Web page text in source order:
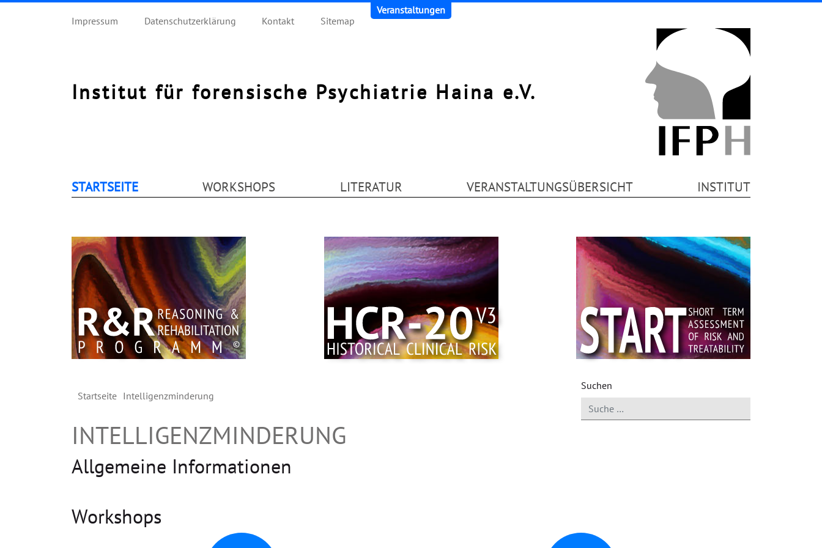
Veranstaltungen
Impressum
Datenschutzerklärung Kontakt Sitemap
Institut für forensische Psychiatrie Haina e.V.
STARTSEITE WORKSHOPS LITERATUR VERANSTALTUNGSÜBERSICHT INSTITUT
Startseite Intelligenzminderung
Suchen
INTELLIGENZMINDERUNG
Allgemeine Informationen
Workshops